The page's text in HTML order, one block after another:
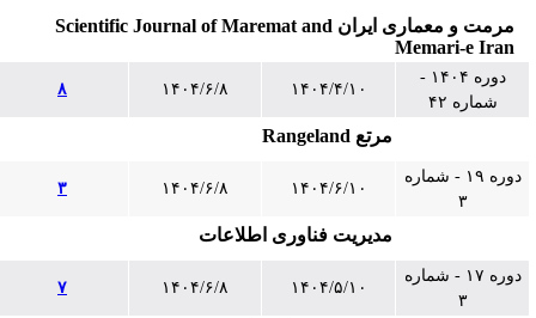
مرمت و معماری ایران Scientific Journal of Maremat and
Memari-e Iran
دوره ۱۴۰۴ -
شماره ۴۲
۱۴۰۴/۴/۱۰ ۱۴۰۴/۶/۸
مرتع Rangeland
دوره ۱۹ - شماره
۱۴۰۴/۶/۱۰ ۱۴۰۴/۶/۸
مدیریت فناوری اطلاعات
دوره ۱۷ - شماره
۱۴۰۴/۵/۱۰ ۱۴۰۴/۶/۸